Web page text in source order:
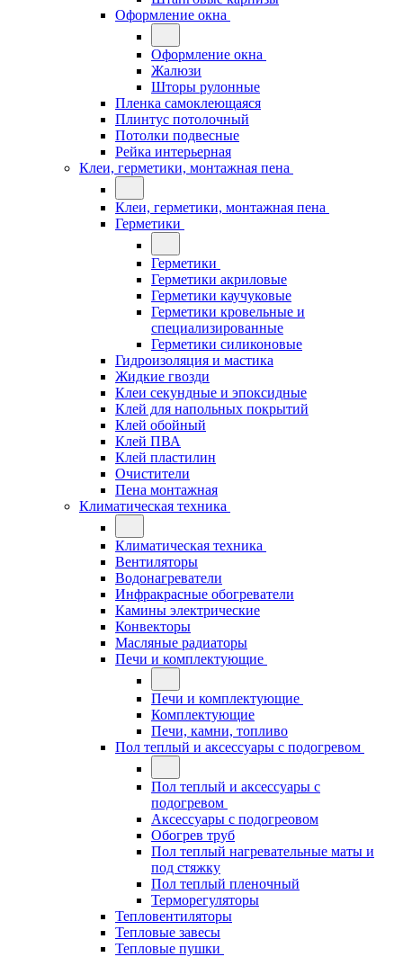
Оформление окна
Оформление окна
Жалюзи
Шторы рулонные
Пленка самоклеющаяся
Плинтус потолочный
Потолки подвесные
Рейка интерьерная
Клеи, герметики, монтажная пена
Клеи, герметики, монтажная пена
Герметики
Герметики
Герметики акриловые
Герметики каучуковые
Герметики кровельные и
специализированные
Герметики силиконовые
Гидроизоляция и мастика
Жидкие гвозди
Клеи секундные и эпоксидные
Клей для напольных покрытий
Клей обойный
Клей ПВА
Клей пластилин
Очистители
Пена монтажная
Климатическая техника
Климатическая техника
Вентиляторы
Водонагреватели
Инфракрасные обогреватели
Камины электрические
Конвекторы
Масляные радиаторы
Печи и комплектующие
Печи и комплектующие
Комплектующие
Печи, камни, топливо
Пол теплый и аксессуары с подогревом
Пол теплый и аксессуары с
подогревом
Аксессуары с подогреовом
Обогрев труб
Пол теплый нагревательные маты и
под стяжку
Пол теплый пленочный
Терморегуляторы
Тепловентиляторы
Тепловые завесы
Тепловые пушки